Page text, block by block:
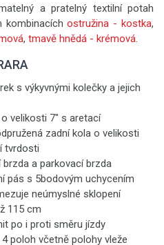
a pratelný textilní potah
kombinacíchostružina - kostka,
, tmavě hnědá - krémová.
s výkyvnými kolečky a jejich
velikosti 7" s aretací
zadní kola o velikosti
tvrdosti
a parkovací brzda
pás s 5bodovým uchycením
neúmyslné sklopení
115 cm
po i proti směru jízdy
poloh včetně polohy vleže